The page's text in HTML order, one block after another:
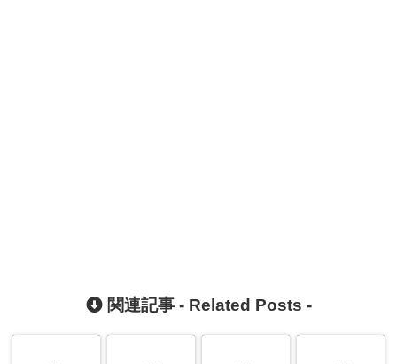
関連記事 - Related Posts -